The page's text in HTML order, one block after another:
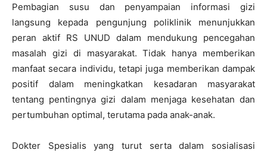
Pembagian susu dan penyampaian informasi gizi
langsung kepada pengunjung poliklinik menunjukkan
peran aktif RS UNUD dalam mendukung pencegahan
masalah gizi di masyarakat. Tidak hanya memberikan
manfaat secara individu, tetapi juga memberikan dampak
positif dalam meningkatkan kesadaran masyarakat
tentang pentingnya gizi dalam menjaga kesehatan dan
pertumbuhan optimal, terutama pada anak-anak.
Dokter Spesialis yang turut serta dalam sosialisasi